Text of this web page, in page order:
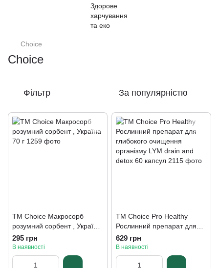
Choice
Choice
Фільтр За популярністю
ТМ Choice Макросорб
розумний сорбент , Україна
70 г
295 грн
В наявності
TM Choice Pro Healthy
Рослинний препарат для
глибокого очищення
організму LYM drain and
detox 60 капсул
629 грн
В наявності